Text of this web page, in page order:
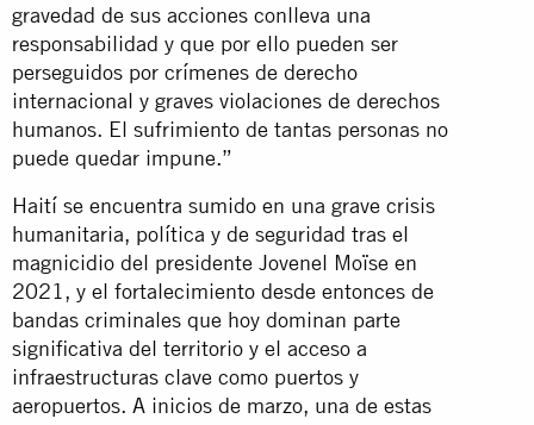
gravedad de sus acciones conlleva una
responsabilidad y que por ello pueden ser
perseguidos por crímenes de derecho
internacional y graves violaciones de derechos
humanos. El sufrimiento de tantas personas no
puede quedar impune.”
Haití se encuentra sumido en una grave crisis
humanitaria, política y de seguridad tras el
magnicidio del presidente Jovenel Moïse en
2021, y el fortalecimiento desde entonces de
bandas criminales que hoy dominan parte
significativa del territorio y el acceso a
infraestructuras clave como puertos y
aeropuertos. A inicios de marzo, una de estas